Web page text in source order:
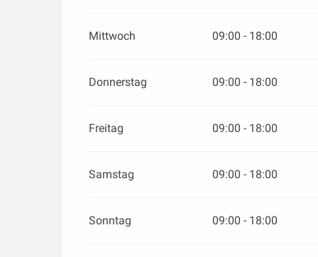
Mittwoch 09:00 - 18:00
Donnerstag 09:00 - 18:00
Freitag 09:00 - 18:00
Samstag 09:00 - 18:00
Sonntag 09:00 - 18:00